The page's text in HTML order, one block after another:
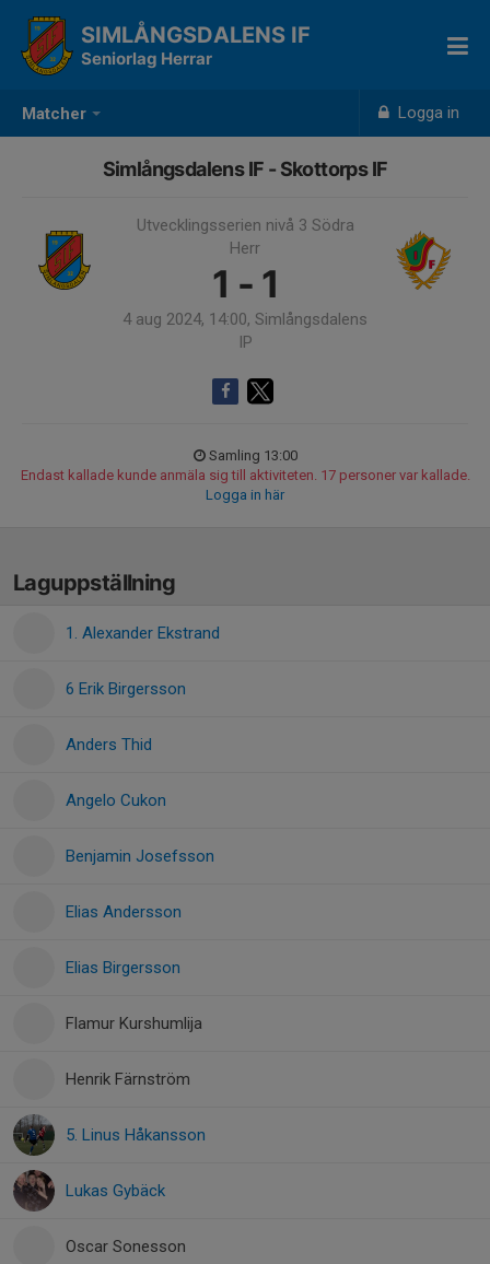
Matcher Logga in
SIMLÅNGSDALENS IF
Seniorlag Herrar
Simlångsdalens IF - Skottorps IF
Utvecklingsserien nivå 3 Södra
Herr
1 - 1
4 aug 2024, 14:00, Simlångsdalens
IP
Samling 13:00
Endast kallade kunde anmäla sig till aktiviteten. 17 personer var kallade.
Logga in här
Laguppställning
1. Alexander Ekstrand
6 Erik Birgersson
Anders Thid
Angelo Cukon
Benjamin Josefsson
Elias Andersson
Elias Birgersson
Flamur Kurshumlija
Henrik Färnström
5. Linus Håkansson
Lukas Gybäck
Oscar Sonesson